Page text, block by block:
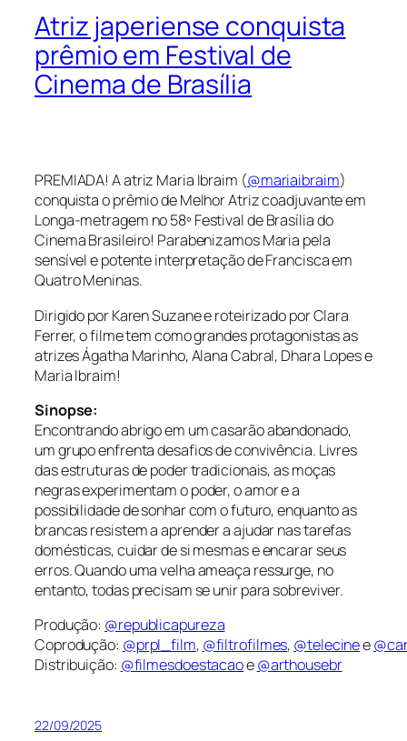
Atriz japeriense conquista
prêmio em Festival de
Cinema de Brasília
PREMIADA! A atriz Maria Ibraim (@mariaibraim)
conquista o prêmio de Melhor Atriz coadjuvante em
Longa-metragem no 58º Festival de Brasília do
Cinema Brasileiro! Parabenizamos Maria pela
sensível e potente interpretação de Francisca em
Quatro Meninas.
Dirigido por Karen Suzane e roteirizado por Clara
Ferrer, o filme tem como grandes protagonistas as
atrizes Ágatha Marinho, Alana Cabral, Dhara Lopes e
Maria Ibraim!
Sinopse:
Encontrando abrigo em um casarão abandonado,
um grupo enfrenta desafios de convivência. Livres
das estruturas de poder tradicionais, as moças
negras experimentam o poder, o amor e a
possibilidade de sonhar com o futuro, enquanto as
brancas resistem a aprender a ajudar nas tarefas
domésticas, cuidar de si mesmas e encarar seus
erros. Quando uma velha ameaça ressurge, no
entanto, todas precisam se unir para sobreviver.
Produção: @republicapureza
Coprodução: @prpl_film, @filtrofilmes, @telecinee
Distribuição: @filmesdoestacaoe@arthousebr
22/09/2025